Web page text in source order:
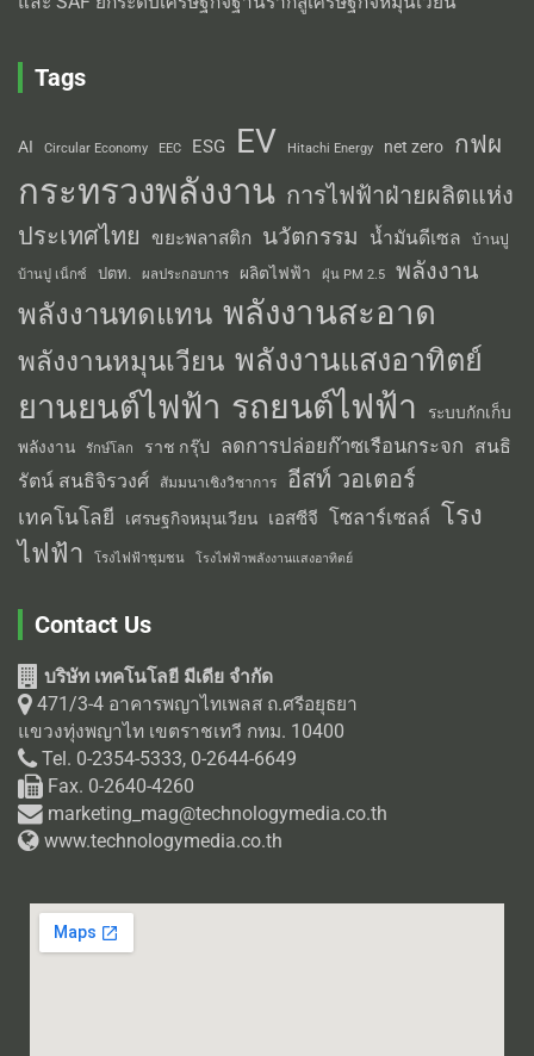
Tags
AI Circular Economy EEC ESG EV Hitachi Energy net zero กฟผ
กระทรวงพลังงาน การไฟฟ้าฝ่ายผลิตแห่ง
ประเทศไทย
ขยะพลาสติก นวัตกรรม น้ำมันดีเซล บ้านปู
บ้านปู เน็กซ์ ปตท. ผลประกอบการ ผลิตไฟฟ้า ฝุ่น PM 2.5 พลังงาน
พลังงานทดแทน พลังงานสะอาด
พลังงานหมุนเวียน พลังงานแสงอาทิตย์
ยานยนต์ไฟฟ้า รถยนต์ไฟฟ้า
ระบบกักเก็บ
พลังงาน
รักษ์โลก ราช กรุ๊ป ลดการปล่อยก๊าซเรือนกระจก สนธิ
รัตน์ สนธิจิรวงศ์
สัมมนาเชิงวิชาการ อีสท์ วอเตอร์
เทคโนโลยี เศรษฐกิจหมุนเวียน เอสซีจี โซลาร์เซลล์ โรง
ไฟฟ้า
โรงไฟฟ้าชุมชน โรงไฟฟ้าพลังงานแสงอาทิตย์
Contact Us
บริษัท เทคโนโลยี มีเดีย จำกัด
471/3-4 อาคารพญาไทเพลส ถ.ศรีอยุธยา
แขวงทุ่งพญาไท เขตราชเทวี กทม. 10400
Tel. 0-2354-5333, 0-2644-6649
Fax. 0-2640-4260
marketing_mag@technologymedia.co.th
www.technologymedia.co.th